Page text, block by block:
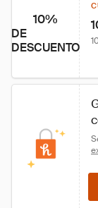
10%
DE
DESCUENTO